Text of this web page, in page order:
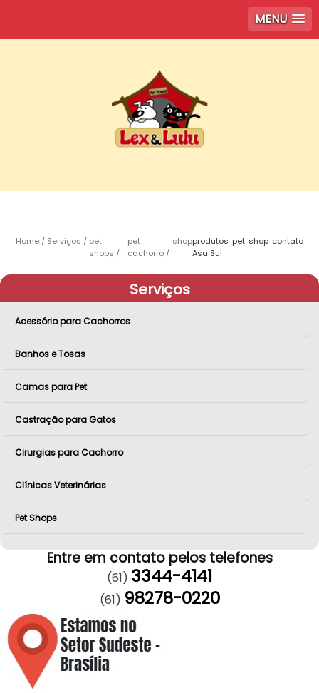
MENU
Home Serviços
pet
shops
pet shop
cachorro
produtos pet shop contato
Asa Sul
Serviços
Acessório para Cachorros
Banhos e Tosas
Camas para Pet
Castração para Gatos
Cirurgias para Cachorro
Clínicas Veterinárias
Pet Shops
Entre em contato pelos telefones
(61) 3344-4141
(61) 98278-0220